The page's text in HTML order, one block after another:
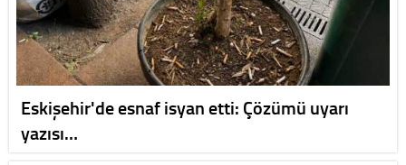
Eskişehir'de esnaf isyan etti: Çözümü uyarı
yazısı…